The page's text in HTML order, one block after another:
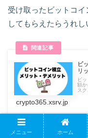
受け取ったビットコ
してもらえたらうれし
ビ
リ
ビ
額か
ス
crypto365.xsrv.jp
メニュー ホーム